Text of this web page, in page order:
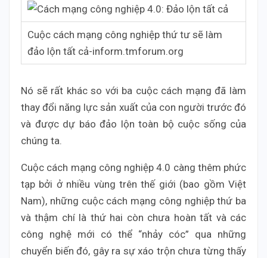
Cuộc cách mạng công nghiệp thứ tư sẽ làm
đảo lộn tất cả-inform.tmforum.org
Nó sẽ rất khác so với ba cuộc cách mạng đã làm
thay đổi năng lực sản xuất của con người trước đó
và được dự báo đảo lộn toàn bộ cuộc sống của
chúng ta.
Cuộc cách mạng công nghiệp 4.0 càng thêm phức
tạp bởi ở nhiều vùng trên thế giới (bao gồm Việt
Nam), những cuộc cách mạng công nghiệp thứ ba
và thậm chí là thứ hai còn chưa hoàn tất và các
công nghệ mới có thể “nhảy cóc” qua những
chuyển biến đó, gây ra sự xáo trộn chưa từng thấy